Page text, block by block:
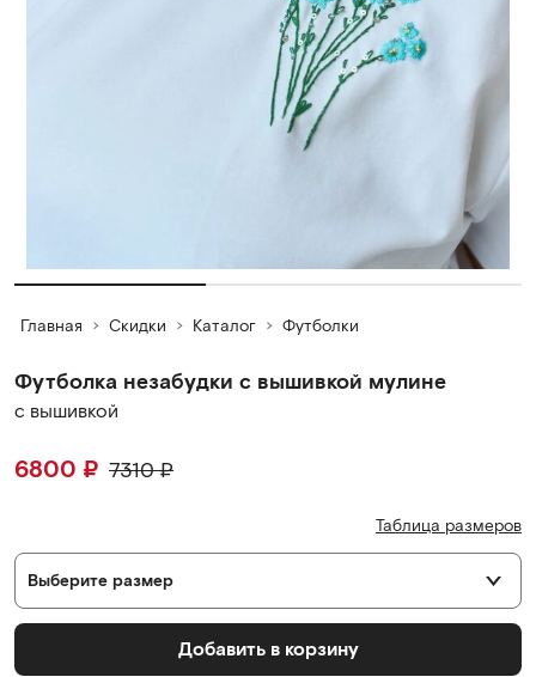
Главная Скидки Каталог Футболки
Футболка незабудки с вышивкой мулине
с вышивкой
6800 ₽ 7310₽
Таблица размеров
Выберите размер
Добавить в корзину